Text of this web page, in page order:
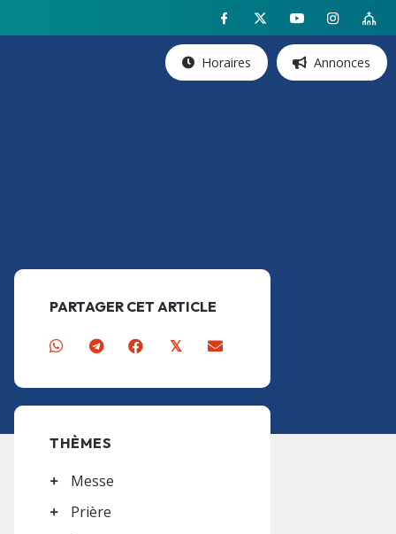
Horaires Annonces
PARTAGER CET ARTICLE
𝕏
THÈMES
Messe
Prière